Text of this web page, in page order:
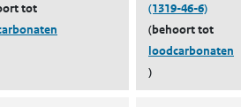
tot
(1319-46-6)
(behoort tot
loodcarbonaten
)